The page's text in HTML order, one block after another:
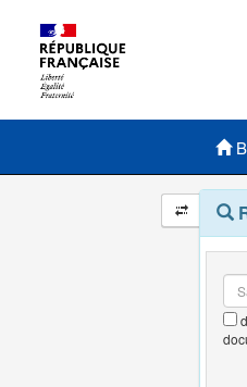
Menu principal
et
outils
Menu